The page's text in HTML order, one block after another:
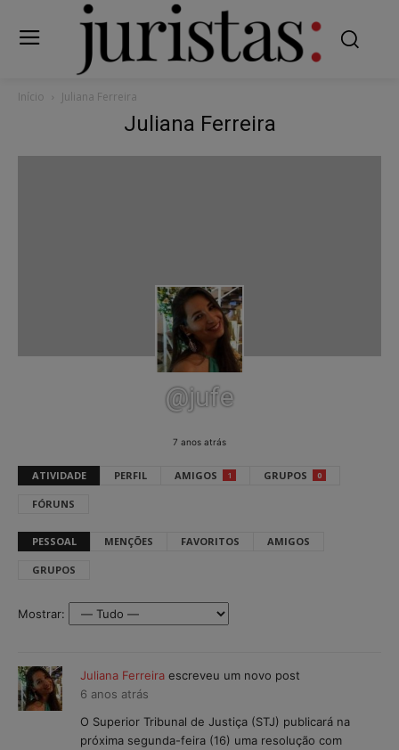
Início Juliana Ferreira
Juliana Ferreira
@jufe
7 anos atrás
ATIVIDADE PERFIL AMIGOS 1 GRUPOS 0
FÓRUNS
PESSOAL MENÇÕES FAVORITOS AMIGOS
GRUPOS
Mostrar:
Juliana Ferreira escreveu um novo post
6 anos atrás
O Superior Tribunal de Justiça (STJ) publicará na
próxima segunda-feira (16) uma resolução com